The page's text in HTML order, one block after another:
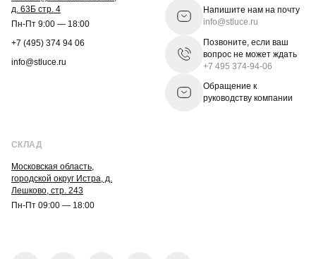
д. 63Б стр. 4
Пн-Пт 9:00 — 18:00
+7 (495) 374 94 06
info@stluce.ru
Напишите нам на почту
info@stluce.ru
Позвоните, если ваш
вопрос не может ждать
+7 495 374-94-06
Обращение к
руководству компании
СКЛАД
Московская область,
городской округ Истра, д.
Лешково, стр. 243
Пн-Пт 09:00 — 18:00